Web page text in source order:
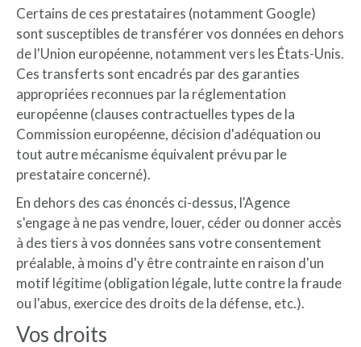
Certains de ces prestataires (notamment Google)
sont susceptibles de transférer vos données en dehors
de l'Union européenne, notamment vers les États-Unis.
Ces transferts sont encadrés par des garanties
appropriées reconnues par la réglementation
européenne (clauses contractuelles types de la
Commission européenne, décision d'adéquation ou
tout autre mécanisme équivalent prévu par le
prestataire concerné).
En dehors des cas énoncés ci-dessus, l'Agence
s'engage à ne pas vendre, louer, céder ou donner accès
à des tiers à vos données sans votre consentement
préalable, à moins d'y être contrainte en raison d'un
motif légitime (obligation légale, lutte contre la fraude
ou l'abus, exercice des droits de la défense, etc.).
Vos droits